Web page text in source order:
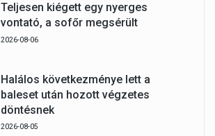
Teljesen kiégett egy nyerges
vontató, a sofőr megsérült
2026-08-06
Halálos következménye lett a
baleset után hozott végzetes
döntésnek
2026-08-05